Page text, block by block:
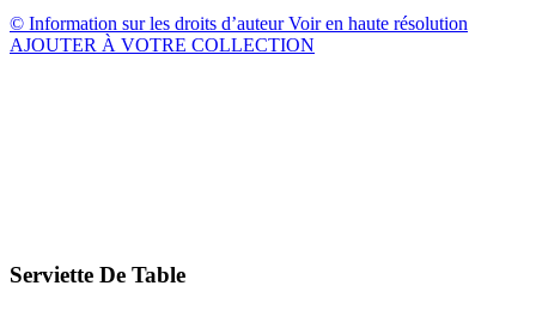
© Information sur les droits d’auteurVoir en haute résolution
AJOUTER À VOTRE COLLECTION
Serviette De Table